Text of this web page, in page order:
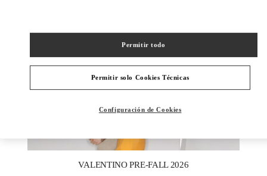
VALENTINO PRE-FALL 2026
Permitir solo Cookies Técnicas
Permitir todo
Configuración de Cookies